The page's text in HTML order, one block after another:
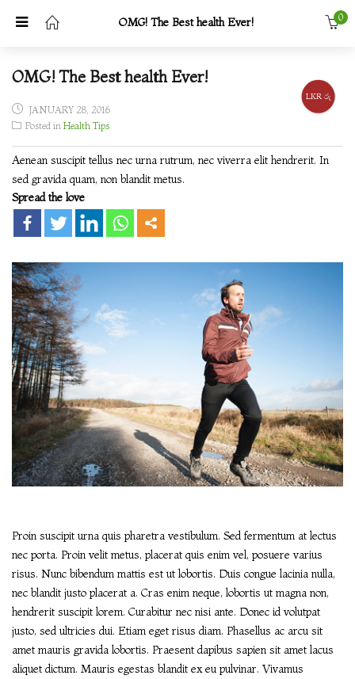
OMG! The Best health Ever! 0
OMG! The Best health Ever!
POSTED
ON
JANUARY 28, 2016
Posted in Health Tips
Aenean suscipit tellus nec urna rutrum, nec viverra elit hendrerit. In
sed gravida quam, non blandit metus.
Spread the love
Proin suscipit urna quis pharetra vestibulum. Sed fermentum at lectus
nec porta. Proin velit metus, placerat quis enim vel, posuere varius
risus. Nunc bibendum mattis est ut lobortis. Duis congue lacinia nulla,
nec blandit justo placerat a. Cras enim neque, lobortis ut magna non,
hendrerit suscipit lorem. Curabitur nec nisi ante. Donec id volutpat
justo, sed ultricies dui. Etiam eget risus diam. Phasellus ac arcu sit
amet mauris gravida lobortis. Praesent dapibus sapien sit amet lacus
aliquet dictum. Mauris egestas blandit ex eu pulvinar. Vivamus
LKR රු